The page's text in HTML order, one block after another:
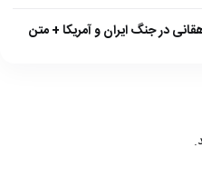
در جنگ ایران و آمریکا + متن